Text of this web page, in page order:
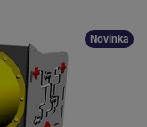
Novinka